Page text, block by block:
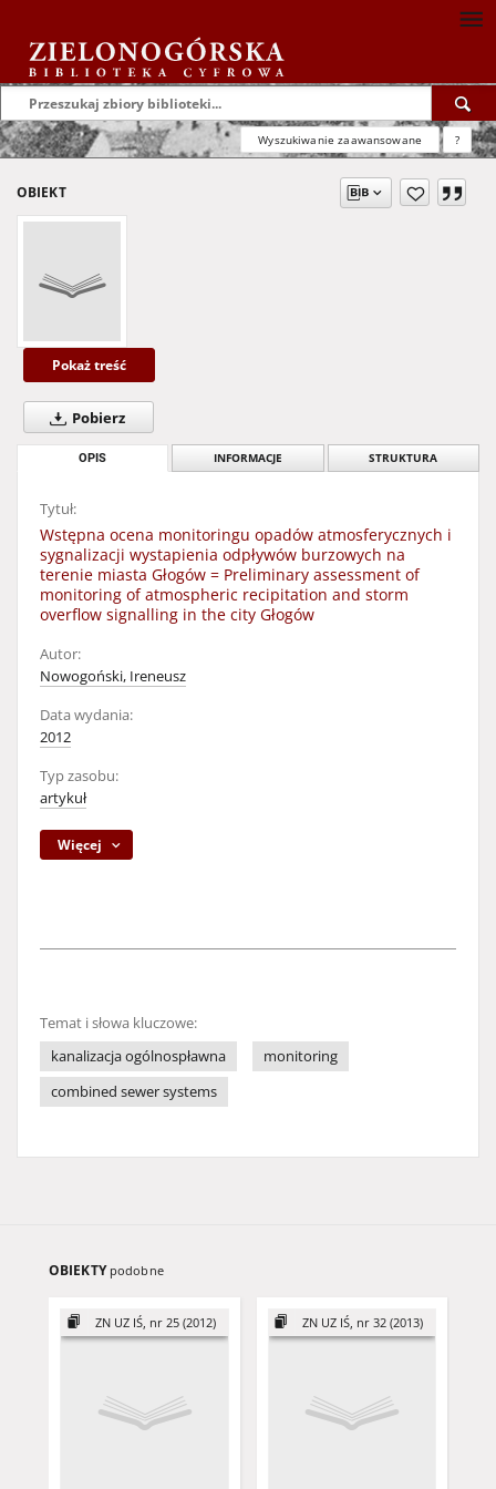
Wyszukiwanie zaawansowane ?
OBIEKT
Pokaż treść
Pobierz
OPIS INFORMACJE STRUKTURA
Tytuł:
Wstępna ocena monitoringu opadów atmosferycznych i
sygnalizacji wystapienia odpływów burzowych na
terenie miasta Głogów = Preliminary assessment of
monitoring of atmospheric recipitation and storm
overflow signalling in the city Głogów
Autor:
Nowogoński, Ireneusz
Data wydania:
2012
Typ zasobu:
artykuł
Więcej
Temat i słowa kluczowe:
kanalizacja ogólnospławna
monitoring
combined sewer systems
OBIEKTY podobne
ZN UZ IŚ, nr 25 (2012) ZN UZ IŚ, nr 32 (2013)